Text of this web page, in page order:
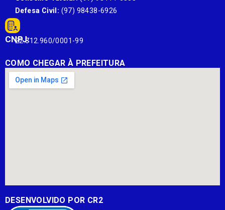
Defesa Civil: (97) 98438-6926
CNPJ:
22.812.960/0001-99
COMO CHEGAR À PREFEITURA
DESENVOLVIDO POR CR2